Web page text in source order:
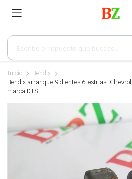
Búsqueda
productos
Inicio
Bendix
Bendix arranque 9 dientes 6 estrias,
marca DTS